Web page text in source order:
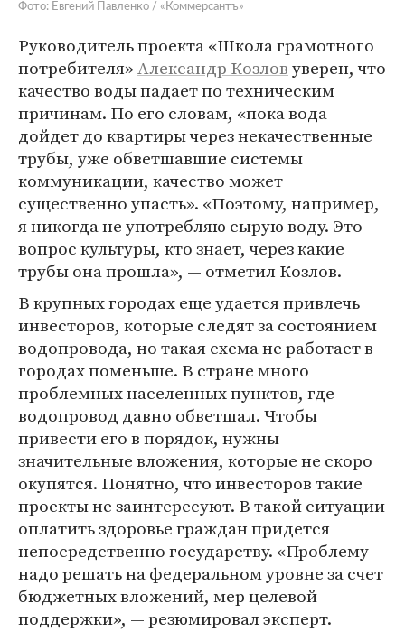
Фото: Евгений Павленко / «Коммерсантъ»
Руководитель проекта «Школа грамотного
потребителя»Александр Козловуверен, что
качество воды падает по техническим
причинам. По его словам, «пока вода
дойдет до квартиры через некачественные
трубы, уже обветшавшие системы
коммуникации, качество может
существенно упасть». «Поэтому, например,
я никогда не употребляю сырую воду. Это
вопрос культуры, кто знает, через какие
трубы она прошла», — отметил Козлов.
В крупных городах еще удается привлечь
инвесторов, которые следят за состоянием
водопровода, но такая схема не работает в
городах поменьше. В стране много
проблемных населенных пунктов, где
водопровод давно обветшал. Чтобы
привести его в порядок, нужны
значительные вложения, которые не скоро
окупятся. Понятно, что инвесторов такие
проекты не заинтересуют. В такой ситуации
оплатить здоровье граждан придется
непосредственно государству. «Проблему
надо решать на федеральном уровне за счет
бюджетных вложений, мер целевой
поддержки», — резюмировал эксперт.